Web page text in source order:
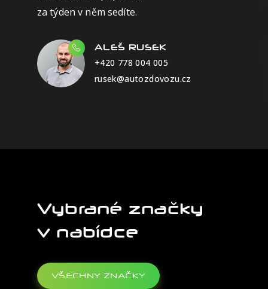
za týden v něm sedíte.
ALEŠ RUSEK
+420 778 004 005
rusek@autozdovozu.cz
Vybrané značky
v nabídce
VŠECHNY ZNAČKY